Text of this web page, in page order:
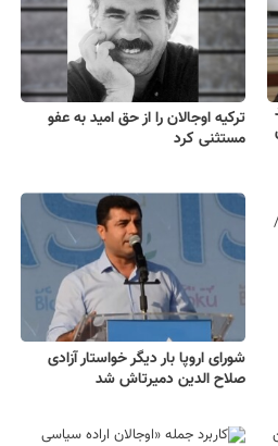
ترکیه اوجالان را از حق امید به عفو
مستثنی کرد
شورای اروپا بار دیگر خواستار آزادی
صلاح الدین دمیرتاش شد